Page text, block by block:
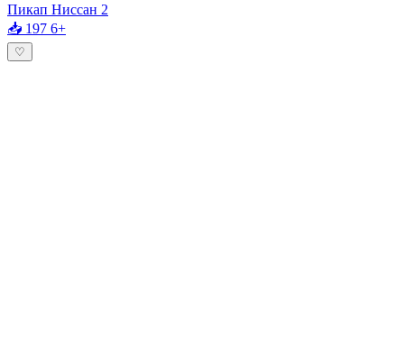
Пикап Ниссан 2
📥 197 6+
♡